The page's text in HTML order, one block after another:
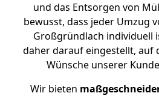
und das Entsorgen von
bewusst, dass jeder Umzug
Großgründlach individuell
daher darauf eingestellt, auf
Wünsche unserer
Wir bieten